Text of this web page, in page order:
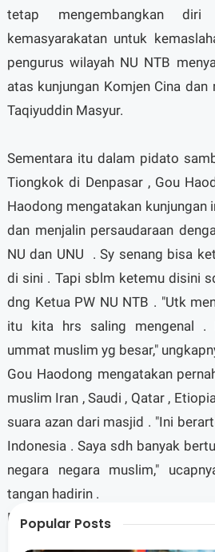
tetap mengembangkan diri
kemasyarakatan untuk
pengurus wilayah NU NTB
atas kunjungan Komjen Cina dan
Taqiyuddin Masyur.
Sementara itu dalam pidato
Tiongkok di Denpasar , Gou
Haodong mengatakan kunjungan
dan menjalin persaudaraan
NU dan UNU . Sy senang bisa
di sini . Tapi sblm ketemu disini
dng Ketua PW NU NTB . "Utk
itu kita hrs saling mengenal .
ummat muslim yg besar,"
Gou Haodong mengatakan
muslim Iran , Saudi , Qatar ,
suara azan dari masjid . "Ini
Indonesia . Saya sdh banyak
negara negara muslim,"
tangan hadirin .
Meskipun saya bukan
merasakan bahwa ajaran
Popular Posts